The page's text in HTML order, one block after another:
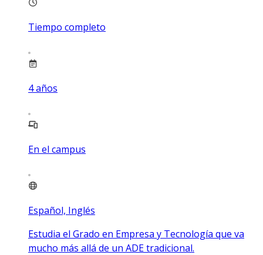
Tiempo completo
4años
En el campus
Español, Inglés
Estudia el Grado en Empresa y Tecnología que va
mucho más allá de un ADE tradicional.